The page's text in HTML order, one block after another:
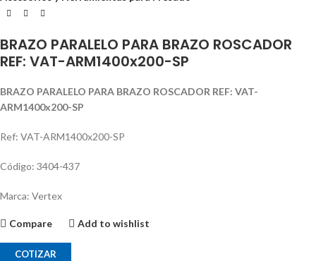
BRAZO PARALELO PARA BRAZO ROSCADOR
REF: VAT-ARM1400x200-SP
BRAZO PARALELO PARA BRAZO ROSCADOR REF: VAT-
ARM1400x200-SP
Ref: VAT-ARM1400x200-SP
Código: 3404-437
Marca: Vertex
Compare Add to wishlist
COTIZAR